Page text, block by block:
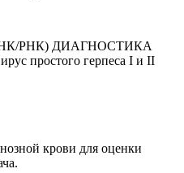
РНК) ДИАГНОСТИКА
простого герпеса I и II
крови для оценки